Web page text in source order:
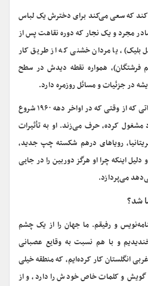
کند که سعی می‌کند برای دخترش یک لباس
مجرد و یک نجار که دوره نقاهت پس از
بلیک)، یا مردان خشنی که از طریق کار
فرشتگان)، همواره نقطه دیدش در سطح
در جزئیات و مسائل روزمره دارد.
در این مصاحبه لوچ درباره موضوعاتی که از وقتی که در اواخر دهه ۱۹۶۰ شروع
مشغول کرده، حرف می‌زند. او به تأثیرات
رویاهای درهم شکسته چپ جدید،
اینکه چرا او هرگز دوربین را در جایی
می‌پردازد.
شد؟
و رفیقم. ما جهان را از یک چشم
و با هم نسبت به وقایع عصبانی
انگلستان کار کرده‌ایم، که منطقه خیلی
و کلمات خاص خودش را دارد، و از